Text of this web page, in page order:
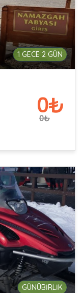
1 GECE 2 GÜN
0₺
0₺
GÜNÜBİRLİK